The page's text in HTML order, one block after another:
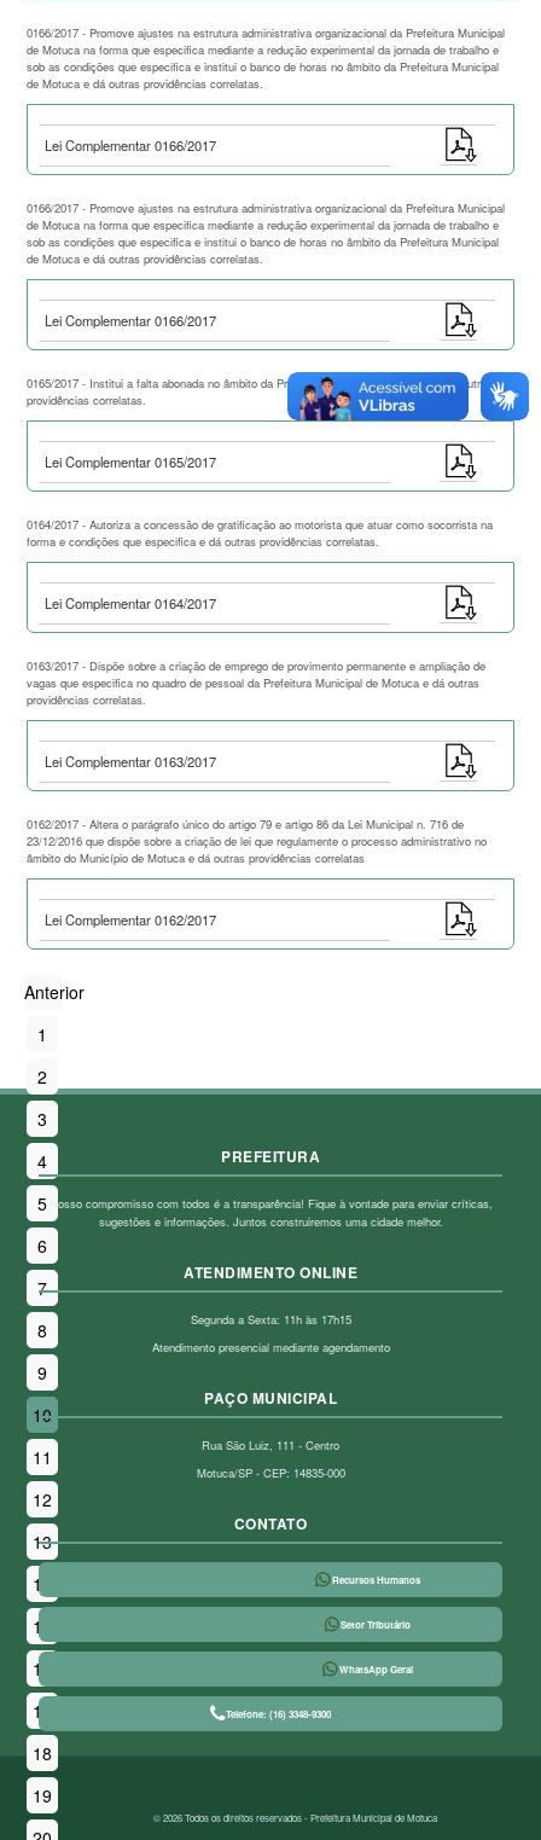
0166/2017 - Promove ajustes na estrutura administrativa organizacional da Prefeitura Municipal
de Motuca na forma que especifica mediante a redução experimental da jornada de trabalho e
sob as condições que especifica e institui o banco de horas no âmbito da Prefeitura Municipal
de Motuca e dá outras providências correlatas.
Lei Complementar 0166/2017
0166/2017 - Promove ajustes na estrutura administrativa organizacional da Prefeitura Municipal
de Motuca na forma que especifica mediante a redução experimental da jornada de trabalho e
sob as condições que especifica e institui o banco de horas no âmbito da Prefeitura Municipal
de Motuca e dá outras providências correlatas.
Lei Complementar 0166/2017
0165/2017 - Institui a falta abonada no âmbito da Prefeitura Municipal de Motuca e dá outras
providências correlatas.
Lei Complementar 0165/2017
0164/2017 - Autoriza a concessão de gratificação ao motorista que atuar como socorrista na
forma e condições que especifica e dá outras providências correlatas.
Lei Complementar 0164/2017
0163/2017 - Dispõe sobre a criação de emprego de provimento permanente e ampliação de
vagas que especifica no quadro de pessoal da Prefeitura Municipal de Motuca e dá outras
providências correlatas.
Lei Complementar 0163/2017
0162/2017 - Altera o parágrafo único do artigo 79 e artigo 86 da Lei Municipal n. 716 de
23/12/2016 que dispõe sobre a criação de lei que regulamente o processo administrativo no
âmbito do Município de Motuca e dá outras providências correlatas
Lei Complementar 0162/2017
Anterior
1
2
3
4
5
6
7
8
9
10
11
12
13
14
15
16
17
18
19
PREFEITURA
Nosso compromisso com todos é a transparência! Fique à vontade para enviar críticas,
sugestões e informações. Juntos construiremos uma cidade melhor.
ATENDIMENTO ONLINE
Segunda a Sexta: 11h às 17h15
Atendimento presencial mediante agendamento
PAÇO MUNICIPAL
Rua São Luiz, 111 - Centro
Motuca/SP - CEP: 14835-000
CONTATO
Recursos Humanos
Setor Tributário
WhatsApp Geral
Telefone: (16) 3348-9300
© 2026 Todos os direitos reservados - Prefeitura Municipal de Motuca